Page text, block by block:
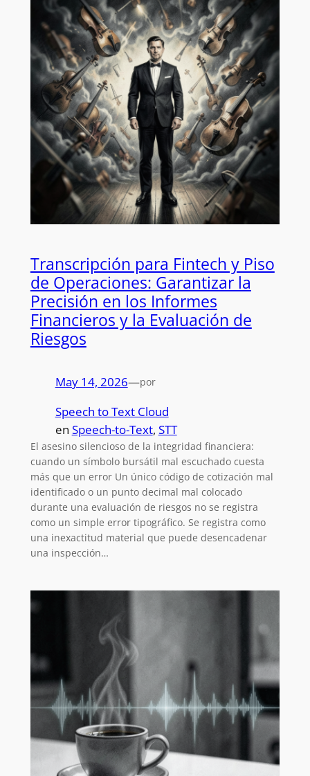
Transcripción para Fintech y Piso
de Operaciones: Garantizar la
Precisión en los Informes
Financieros y la Evaluación de
Riesgos
May 14, 2026—por
Speech to Text Cloud
en Speech-to-Text, STT
El asesino silencioso de la integridad financiera:
cuando un símbolo bursátil mal escuchado cuesta
más que un error Un único código de cotización mal
identificado o un punto decimal mal colocado
durante una evaluación de riesgos no se registra
como un simple error tipográfico. Se registra como
una inexactitud material que puede desencadenar
una inspección…